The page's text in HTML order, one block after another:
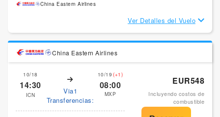
China Eastern Airlines
Ver Detalles del Vuelo
China Eastern Airlines
10/18
14:30
ICN
Via1
Transferencias:
10/19 (+1)
08:00
MXP
EUR548
Incluyendo costos de
combustible